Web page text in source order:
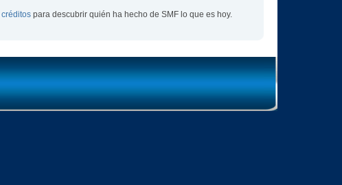
créditospara descubrir quién ha hecho de SMF lo que es hoy.